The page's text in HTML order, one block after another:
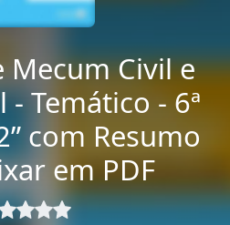
Mecum Civil e
Temático - 6ª
com Resumo
em PDF